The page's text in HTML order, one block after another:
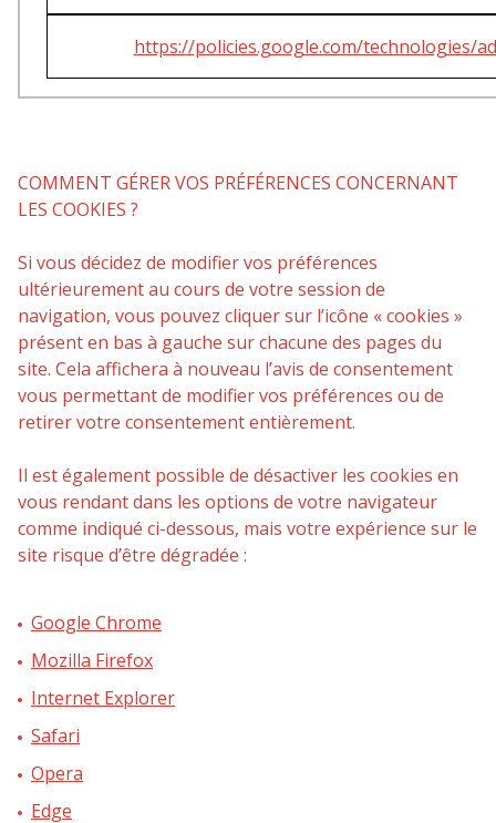
https://policies.google.com/technologies/
COMMENT GÉRER VOS PRÉFÉRENCES CONCERNANT
LES COOKIES ?
Si vous décidez de modifier vos préférences
ultérieurement au cours de votre session de
navigation, vous pouvez cliquer sur l’icône « cookies »
présent en bas à gauche sur chacune des pages du
site. Cela affichera à nouveau l’avis de consentement
vous permettant de modifier vos préférences ou de
retirer votre consentement entièrement.
Il est également possible de désactiver les cookies en
vous rendant dans les options de votre navigateur
comme indiqué ci-dessous, mais votre expérience sur le
site risque d’être dégradée :
Google Chrome
Mozilla Firefox
Internet Explorer
Safari
Opera
Edge